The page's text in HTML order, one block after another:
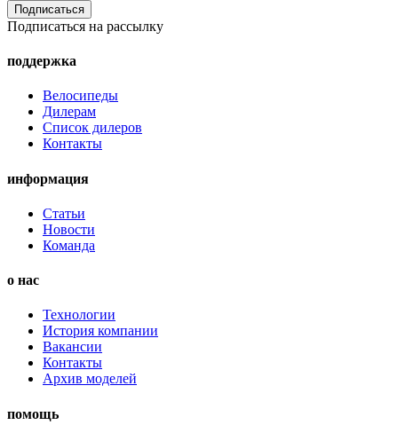
Подписаться на рассылку
поддержка
Велосипеды
Дилерам
Список дилеров
Контакты
информация
Статьи
Новости
Команда
о нас
Технологии
История компании
Вакансии
Контакты
Архив моделей
помощь